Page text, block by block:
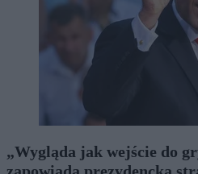
„Wygląda jak wejście do